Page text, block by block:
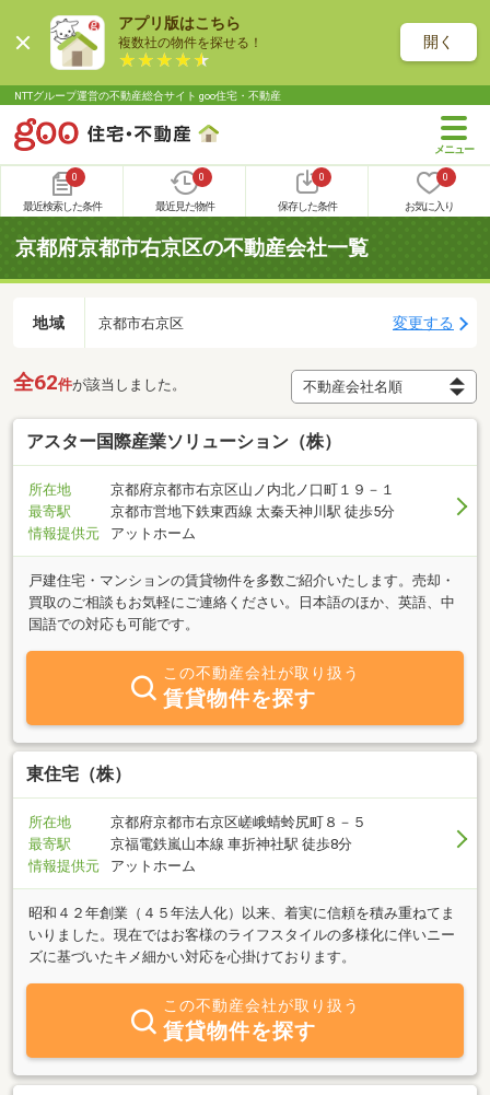
アプリ版はこちら
複数社の物件を探せる！ 開く
NTTグループ運営の不動産総合サイト goo住宅・不動産
0
最近検索した条件
0
最近見た物件
0
保存した条件
0
お気に入り
京都府京都市右京区の不動産会社一覧
地域 京都市右京区 変更する
全62件が該当しました。
アスター国際産業ソリューション（株）
所在地
京都府京都市右京区山ノ内北ノ口町１９－１
最寄駅
京都市営地下鉄東西線 太秦天神川駅 徒歩5分
情報提供元
アットホーム
戸建住宅・マンションの賃貸物件を多数ご紹介いたします。売却・
買取のご相談もお気軽にご連絡ください。日本語のほか、英語、中
国語での対応も可能です。
この不動産会社が取り扱う
賃貸物件を探す
東住宅（株）
所在地
京都府京都市右京区嵯峨蜻蛉尻町８－５
最寄駅
京福電鉄嵐山本線 車折神社駅 徒歩8分
情報提供元
アットホーム
昭和４２年創業（４５年法人化）以来、着実に信頼を積み重ねてま
いりました。現在ではお客様のライフスタイルの多様化に伴いニー
ズに基づいたキメ細かい対応を心掛けております。
この不動産会社が取り扱う
賃貸物件を探す